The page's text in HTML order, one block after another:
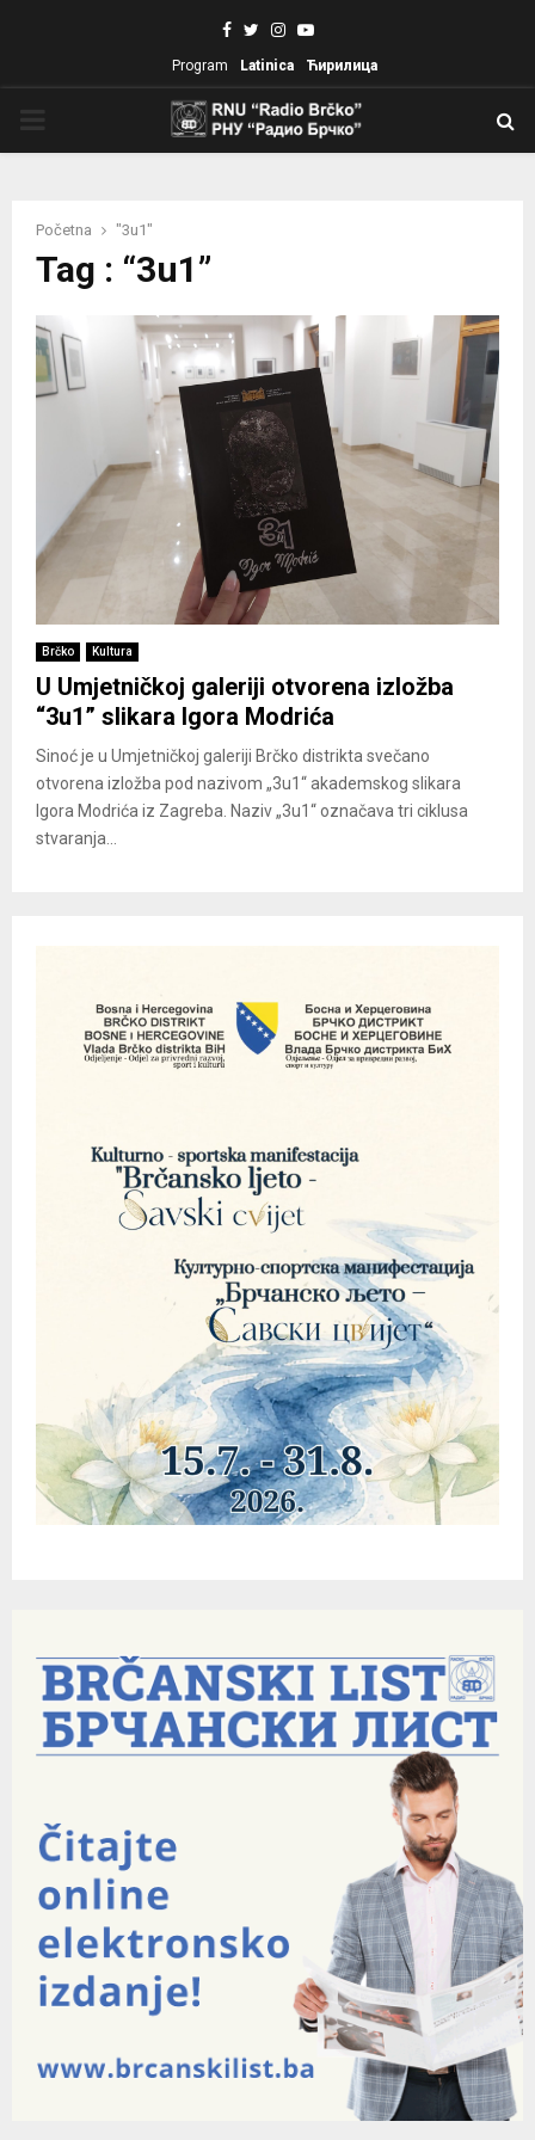
Facebook
TwitterInstagram
Youtube
Program Latinica Ћирилица
Početna "3u1"
Tag : “3u1”
Brčko Kultura
U Umjetničkoj galeriji otvorena izložba
“3u1” slikara Igora Modrića
Sinoć je u Umjetničkoj galeriji Brčko distrikta svečano
otvorena izložba pod nazivom „3u1“ akademskog slikara
Igora Modrića iz Zagreba. Naziv „3u1“ označava tri ciklusa
stvaranja...